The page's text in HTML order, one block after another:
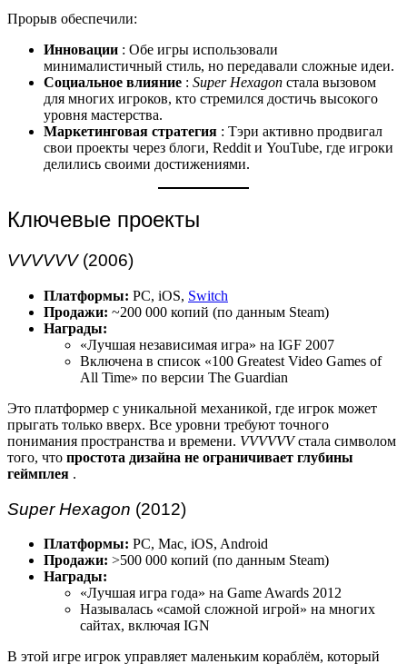
Прорыв обеспечили:
Инновации : Обе игры использовали
минималистичный стиль, но передавали сложные идеи.
Социальное влияние : Super Hexagon стала вызовом
для многих игроков, кто стремился достичь высокого
уровня мастерства.
Маркетинговая стратегия : Тэри активно продвигал
свои проекты через блоги, Reddit и YouTube, где игроки
делились своими достижениями.
Ключевые проекты
VVVVVV (2006)
Платформы: PC, iOS, Switch
Продажи: ~200 000 копий (по данным Steam)
Награды:
«Лучшая независимая игра» на IGF 2007
Включена в список «100 Greatest Video Games of
All Time» по версии The Guardian
Это платформер с уникальной механикой, где игрок может
прыгать только вверх. Все уровни требуют точного
понимания пространства и времени. VVVVVVстала символом
того, что простота дизайна не ограничивает глубины
геймплея .
Super Hexagon (2012)
Платформы: PC, Mac, iOS, Android
Продажи: >500 000 копий (по данным Steam)
Награды:
«Лучшая игра года» на Game Awards 2012
Называлась «самой сложной игрой» на многих
сайтах, включая IGN
В этой игре игрок управляет маленьким кораблём, который